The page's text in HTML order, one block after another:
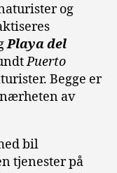
og
Playa del
Puerto
Begge er
av
bil
tjenester på